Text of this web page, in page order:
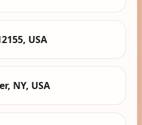
USA
NY, USA